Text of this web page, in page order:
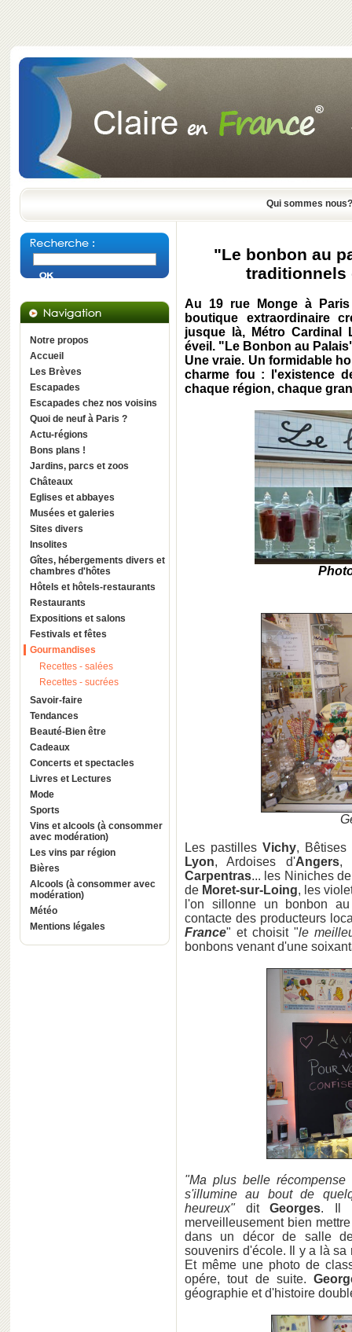
Qui sommes nous?
Notre propos
Accueil
Les Brèves
Escapades
Escapades chez nos voisins
Quoi de neuf à Paris ?
Actu-régions
Bons plans !
Jardins, parcs et zoos
Châteaux
Eglises et abbayes
Musées et galeries
Sites divers
Insolites
Gîtes, hébergements divers et
chambres d'hôtes
Hôtels et hôtels-restaurants
Restaurants
Expositions et salons
Festivals et fêtes
Gourmandises
Recettes - salées
Recettes - sucrées
Savoir-faire
Tendances
Beauté-Bien être
Cadeaux
Concerts et spectacles
Livres et Lectures
Mode
Sports
Vins et alcools (à consommer
avec modération)
Les vins par région
Bières
Alcools (à consommer avec
modération)
Météo
Mentions légales
"Le bonbon au
traditionnels
Au 19 rue Monge à Paris
boutique extraordinaire
jusque là,
Métro Cardinal
éveil. "Le Bonbon au
Une vraie. Un formidable
charme fou : l'existence
chaque région, chaque
Les pastilles Vichy,
Lyon, Ardoises d'Angers,
Carpentras... les Niniches
de Moret-sur-Loing, les
l'on sillonne un bonbon
contacte des producteurs
France" et choisit "le
bonbons venant d'une
"Ma plus belle
s'illumine au bout de
heureux"ditGeorges. Il
merveilleusement bien
dans un décor de salle
souvenirs d'école. Il y a là sa
Et même une photo de
opére, tout de suite.
géographie et d'histoire